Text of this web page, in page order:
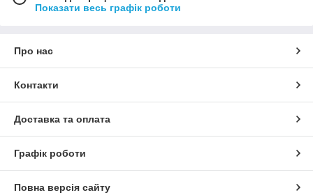
Показати весь графік роботи
Про нас
Контакти
Доставка та оплата
Графік роботи
Повна версія сайту